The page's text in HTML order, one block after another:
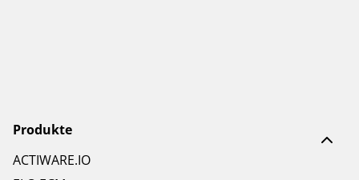
Produkte
ACTIWARE.IO